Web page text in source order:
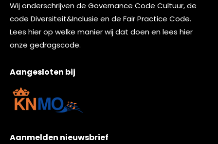
Wij onderschrijven de Governance Code Cultuur, de
code Diversiteit&Inclusie en de Fair Practice Code.
Lees hierop welke manier wij dat doen en lees hier
onze gedragscode.
Aangesloten bij
Aanmelden nieuwsbrief